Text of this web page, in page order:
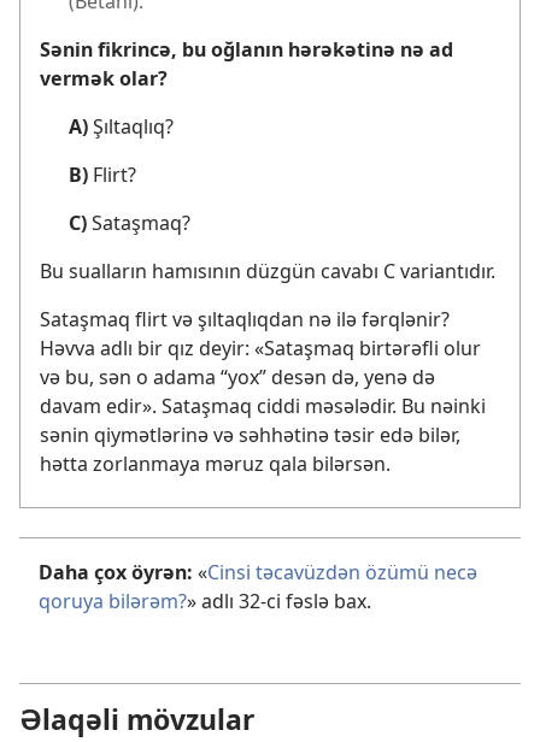
Sənin fikrincə, bu oğlanın hərəkətinə nə ad
vermək olar?
A)Şıltaqlıq?
B) Flirt?
C)Sataşmaq?
Bu sualların hamısının düzgün cavabı C variantıdır.
Sataşmaq flirt və şıltaqlıqdan nə ilə fərqlənir?
Həvva adlı bir qız deyir: «Sataşmaq birtərəfli olur
və bu, sən o adama “yox” desən də, yenə də
davam edir». Sataşmaq ciddi məsələdir. Bu nəinki
sənin qiymətlərinə və səhhətinə təsir edə bilər,
hətta zorlanmaya məruz qala bilərsən.
Daha çox öyrən: «Cinsi təcavüzdən özümü necə
qoruya bilərəm?» adlı 32-ci fəslə bax.
Əlaqəli mövzular